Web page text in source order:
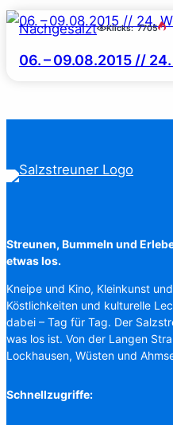
Nachgesalzt Klicks: 7705
06. – 09.08.2015 //
Streunen, Bummeln und
etwas los.
Kneipe und Kino, Kleinkunst
Köstlichkeiten und kulturelle
dabei – Tag für Tag. Der
was los ist. Von der Langen
Lockhausen, Wüsten und
Schnellzugriffe: